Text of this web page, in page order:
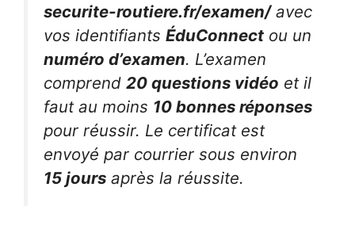
securite-routiere.fr/examen/avec
vos identifiants ÉduConnect ou un
numéro d’examen. L’examen
comprend 20 questions vidéo et il
faut au moins 10 bonnes réponses
pour réussir. Le certificat est
envoyé par courrier sous environ
15 jours après la réussite.